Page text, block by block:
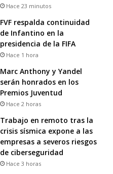
Hace 23 minutos
FVF respalda continuidad
de Infantino en la
presidencia de la FIFA
Hace 1 hora
Marc Anthony y Yandel
serán honrados en los
Premios Juventud
Hace 2 horas
Trabajo en remoto tras la
crisis sísmica expone a las
empresas a severos riesgos
de ciberseguridad
Hace 3 horas